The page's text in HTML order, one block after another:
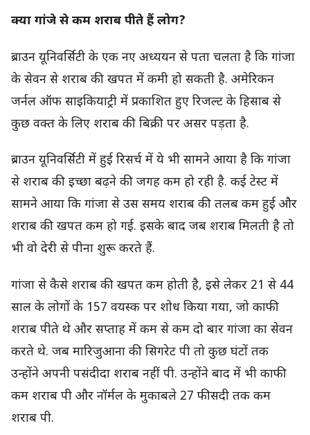
क्या गांजे से कम शराब पीते हैं लोग?
ब्राउन यूनिवर्सिटी के एक नए अध्ययन से पता चलता है कि गांजा
के सेवन से शराब की खपत में कमी हो सकती है. अमेरिकन
जर्नल ऑफ साइकियाट्री में प्रकाशित हुए रिजल्ट के हिसाब से
कुछ वक्त के लिए शराब की बिक्री पर असर पड़ता है.
ब्राउन यूनिवर्सिटी में हुई रिसर्च में ये भी सामने आया है कि गांजा
से शराब की इच्छा बढ़ने की जगह कम हो रही है. कई टेस्ट में
सामने आया कि गांजा से उस समय शराब की तलब कम हुई और
शराब की खपत कम हो गई. इसके बाद जब शराब मिलती है तो
भी वो देरी से पीना शुरू करते हैं.
गांजा से कैसे शराब की खपत कम होती है, इसे लेकर 21 से 44
साल के लोगों के 157 वयस्क पर शोध किया गया, जो काफी
शराब पीते थे और सप्ताह में कम से कम दो बार गांजा का सेवन
करते थे. जब मारिजुआना की सिगरेट पी तो कुछ घंटों तक
उन्होंने अपनी पसंदीदा शराब नहीं पी. उन्होंने बाद में भी काफी
कम शराब पी और नॉर्मल के मुकाबले 27 फीसदी तक कम
शराब पी.